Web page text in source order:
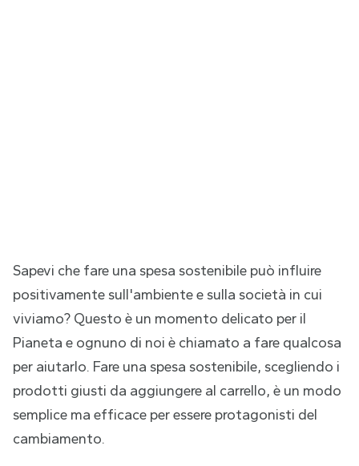
Sapevi che fare una spesa sostenibile può influire
positivamente sull'ambiente e sulla società in cui
viviamo? Questo è un momento delicato per il
Pianeta e ognuno di noi è chiamato a fare qualcosa
per aiutarlo. Fare una spesa sostenibile, scegliendo i
prodotti giusti da aggiungere al carrello, è un modo
semplice ma efficace per essere protagonisti del
cambiamento.